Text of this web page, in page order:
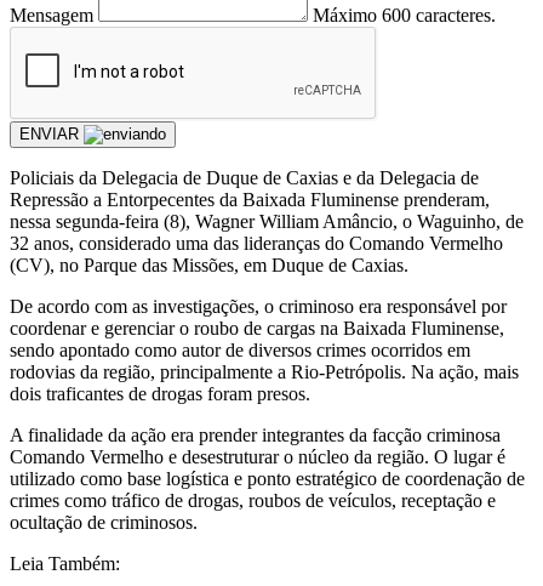
Mensagem Máximo 600 caracteres.
ENVIAR
Policiais da Delegacia de Duque de Caxias e da Delegacia de
Repressão a Entorpecentes da Baixada Fluminense prenderam,
nessa segunda-feira (8), Wagner William Amâncio, o Waguinho, de
32 anos, considerado uma das lideranças do Comando Vermelho
(CV), no Parque das Missões, em Duque de Caxias.
De acordo com as investigações, o criminoso era responsável por
coordenar e gerenciar o roubo de cargas na Baixada Fluminense,
sendo apontado como autor de diversos crimes ocorridos em
rodovias da região, principalmente a Rio-Petrópolis. Na ação, mais
dois traficantes de drogas foram presos.
A finalidade da ação era prender integrantes da facção criminosa
Comando Vermelho e desestruturar o núcleo da região. O lugar é
utilizado como base logística e ponto estratégico de coordenação de
crimes como tráfico de drogas, roubos de veículos, receptação e
ocultação de criminosos.
Leia Também: